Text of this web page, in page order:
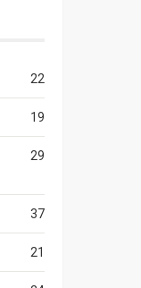
22
19
29
37
21